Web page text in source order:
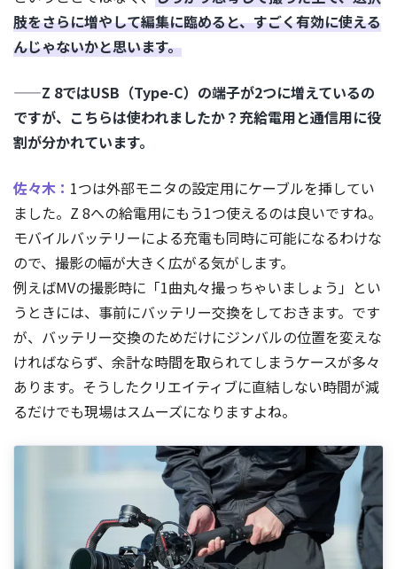
肢をさらに増やして編集に臨めると、すごく有効に使える
んじゃないかと思います。
——Z 8ではUSB（Type-C）の端子が2つに増えているの
ですが、こちらは使われましたか？充給電用と通信用に役
割が分かれています。
佐々木： 1つは外部モニタの設定用にケーブルを挿してい
ました。Z 8への給電用にもう1つ使えるのは良いですね。
モバイルバッテリーによる充電も同時に可能になるわけな
ので、撮影の幅が大きく広がる気がします。
例えばMVの撮影時に「1曲丸々撮っちゃいましょう」とい
うときには、事前にバッテリー交換をしておきます。です
が、バッテリー交換のためだけにジンバルの位置を変えな
ければならず、余計な時間を取られてしまうケースが多々
あります。そうしたクリエイティブに直結しない時間が減
るだけでも現場はスムーズになりますよね。